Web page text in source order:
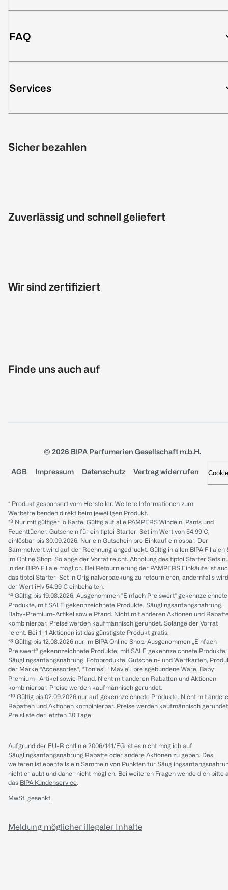
FAQ
Services
Sicher bezahlen
Zuverlässig und schnell geliefert
Wir sind zertifiziert
Finde uns auch auf
© 2026 BIPA Parfumerien Gesellschaft m.b.H.
AGB Impressum Datenschutz Vertrag widerrufen
* Produkt gesponsert vom Hersteller. Weitere Informationen zum
Werbetreibenden direkt beim jeweiligen Produkt.
*³ Nur mit gültiger jö Karte. Gültig auf alle PAMPERS Windeln, Pants und
Feuchttücher. Gutschein für ein tiptoi Starter-Set im Wert von 54.99 €,
einlösbar bis 30.09.2026. Nur ein Gutschein pro Einkauf einlösbar. Der
Sammelwert wird auf der Rechnung angedruckt. Gültig in allen BIPA Filialen
im Online Shop. Solange der Vorrat reicht. Abholung des tiptoi Starter Sets
in der BIPA Filiale möglich. Bei Retournierung der PAMPERS Einkäufe ist
das tiptoi Starter-Set in Originalverpackung zu retournieren, andernfalls wird
der Wert iHv 54.99 € einbehalten.
*⁴ Gültig bis 19.08.2026. Ausgenommen "Einfach Preiswert" gekennzeichnete
Produkte, mit SALE gekennzeichnete Produkte, Säuglingsanfangsnahrung,
Baby-Premium-Artikel sowie Pfand. Nicht mit anderen Aktionen und
kombinierbar. Preise werden kaufmännisch gerundet. Solange der Vorrat
reicht. Bei 1+1 Aktionen ist das günstigste Produkt gratis.
*⁸ Gültig bis 12.08.2026 nur im BIPA Online Shop. Ausgenommen „Einfach
Preiswert“ gekennzeichnete Produkte, mit SALE gekennzeichnete Produkte,
Säuglingsanfangsnahrung, Fotoprodukte, Gutschein- und Wertkarten,
der Marke “Accessories“, “Tonies“, “Mavie“, preisgebundene Ware, Baby
Premium- Artikel sowie Pfand. Nicht mit anderen Rabatten und Aktionen
kombinierbar. Preise werden kaufmännisch gerundet.
*¹⁰ Gültig bis 02.09.2026 nur auf gekennzeichnete Produkte. Nicht mit
Rabatten und Aktionen kombinierbar. Preise werden kaufmännisch
Preisliste der letzten 30 Tage
Aufgrund der EU-Richtlinie 2006/141/EG ist es nicht möglich auf
Säuglingsanfangsnahrung Rabatte oder andere Aktionen zu geben. Des
weiteren ist ebenfalls ein Sammeln von Punkten für
nicht erlaubt und daher nicht möglich. Bei weiteren Fragen wende dich bitte
das BIPA Kundenservice.
MwSt. gesenkt
Meldung möglicher illegaler Inhalte